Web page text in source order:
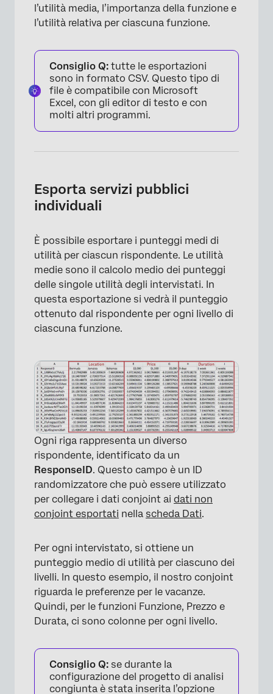
l’utilità media, l’importanza della funzione e
l’utilità relativa per ciascuna funzione.
Consiglio Q: tutte le esportazioni
sono in formato CSV. Questo tipo di
file è compatibile con Microsoft
Excel, con gli editor di testo e con
molti altri programmi.
Esporta servizi pubblici
individuali
È possibile esportare i punteggi medi di
utilità per ciascun rispondente. Le utilità
medie sono il calcolo medio dei punteggi
delle singole utilità degli intervistati. In
questa esportazione si vedrà il punteggio
ottenuto dal rispondente per ogni livello di
ciascuna funzione.
×
Ogni riga rappresenta un diverso
rispondente, identificato da un
ResponseID. Questo campo è un ID
randomizzatore che può essere utilizzato
per collegare i dati conjoint ai dati non
conjoint esportati nella scheda Dati.
Per ogni intervistato, si ottiene un
punteggio medio di utilità per ciascuno dei
livelli. In questo esempio, il nostro conjoint
riguarda le preferenze per le vacanze.
Quindi, per le funzioni Funzione, Prezzo e
Durata, ci sono colonne per ogni livello.
Consiglio Q: se durante la
configurazione del progetto di analisi
congiunta è stata inserita l’opzione